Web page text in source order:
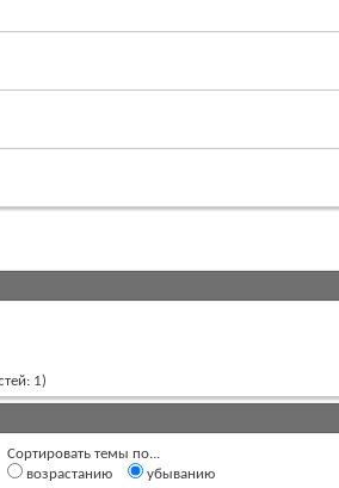
1)
Сортировать темы по...
возрастанию
убыванию